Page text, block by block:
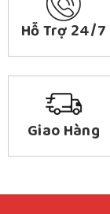
Hỗ Trợ 24/7
Giao Hàng